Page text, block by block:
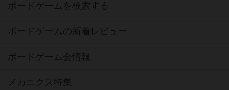
ボードゲームを検索する
ボードゲームの新着レビュー
ボードゲーム会情報
メカニクス特集